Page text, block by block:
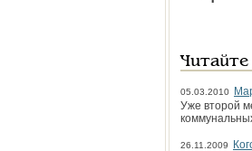
05.03.2010
Уже второй
26.11.2009